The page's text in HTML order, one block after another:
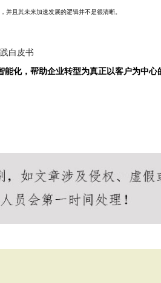
且其未来加速发展的逻辑并不是很清晰。
白皮书
化，帮助企业转型为真正以客户为中